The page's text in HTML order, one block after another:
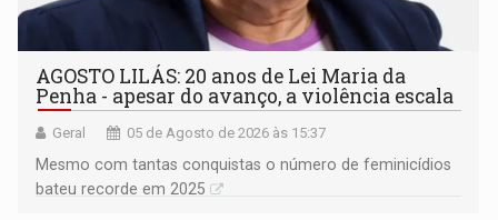
AGOSTO LILÁS: 20 anos de Lei Maria da
Penha - apesar do avanço, a violência escala
Geral 05 de Agosto de 2026 às 15:37
Mesmo com tantas conquistas o número de feminicídios
bateu recorde em 2025